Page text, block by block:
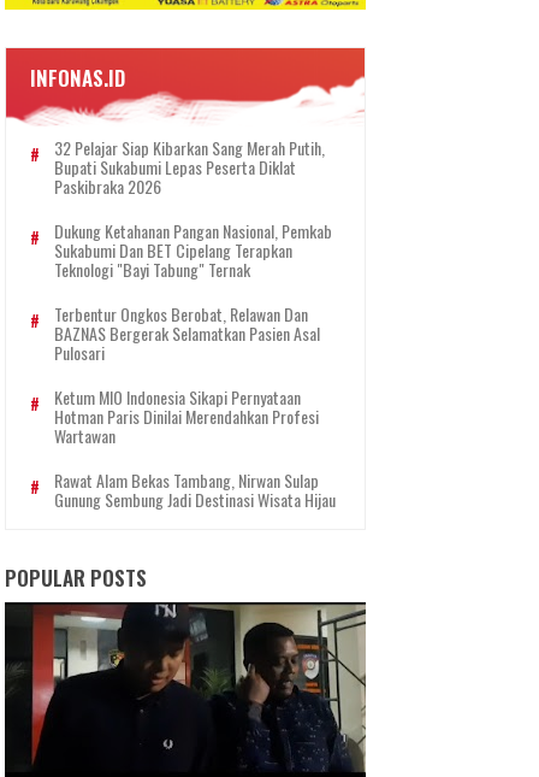
INFONAS.ID
32 Pelajar Siap Kibarkan Sang Merah Putih,
Bupati Sukabumi Lepas Peserta Diklat
Paskibraka 2026
Dukung Ketahanan Pangan Nasional, Pemkab
Sukabumi Dan BET Cipelang Terapkan
Teknologi "Bayi Tabung" Ternak
Terbentur Ongkos Berobat, Relawan Dan
BAZNAS Bergerak Selamatkan Pasien Asal
Pulosari
Ketum MIO Indonesia Sikapi Pernyataan
Hotman Paris Dinilai Merendahkan Profesi
Wartawan
Rawat Alam Bekas Tambang, Nirwan Sulap
Gunung Sembung Jadi Destinasi Wisata Hijau
POPULAR POSTS